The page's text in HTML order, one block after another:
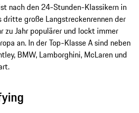
nach den 24-Stunden-Klassikern in
dritte große Langstreckenrennen der
zu Jahr populärer und lockt immer
an. In der Top-Klasse A sind neben
BMW, Lamborghini, McLaren und